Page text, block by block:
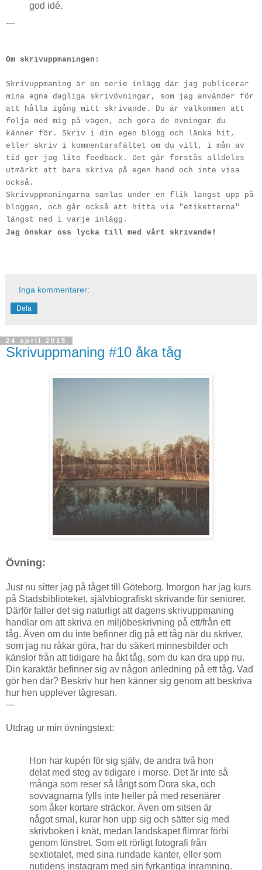
god idé.
---
Om skrivuppmaningen:
Skrivuppmaning är en serie inlägg där jag publicerar
mina egna dagliga skrivövningar, som jag använder för
att hålla igång mitt skrivande. Du är välkommen att
följa med mig på vägen, och göra de övningar du
känner för. Skriv i din egen blogg och länka hit,
eller skriv i kommentarsfältet om du vill, i mån av
tid ger jag lite feedback. Det går förstås alldeles
utmärkt att bara skriva på egen hand och inte visa
också.
Skrivuppmaningarna samlas under en flik längst upp på
bloggen, och går också att hitta via "etiketterna"
längst ned i varje inlägg.
Jag önskar oss lycka till med vårt skrivande!
Inga kommentarer:
Dela
24 april 2015
Skrivuppmaning #10 åka tåg
Övning:
Just nu sitter jag på tåget till Göteborg. Imorgon har jag kurs
på Stadsbiblioteket, självbiografiskt skrivande för seniorer.
Därför faller det sig naturligt att dagens skrivuppmaning
handlar om att skriva en miljöbeskrivning på ett/från ett
tåg. Även om du inte befinner dig på ett tåg när du skriver,
som jag nu råkar göra, har du säkert minnesbilder och
känslor från att tidigare ha åkt tåg, som du kan dra upp nu.
Din karaktär befinner sig av någon anledning på ett tåg. Vad
gör hen där? Beskriv hur hen känner sig genom att beskriva
hur hen upplever tågresan.
---
Utdrag ur min övningstext:
Hon har kupén för sig själv, de andra två hon
delat med steg av tidigare i morse. Det är inte så
många som reser så långt som Dora ska, och
sovvagnarna fylls inte heller på med resenärer
som åker kortare sträckor. Även om sitsen är
något smal, kurar hon upp sig och sätter sig med
skrivboken i knät, medan landskapet flimrar förbi
genom fönstret. Som ett rörligt fotografi från
sextiotalet, med sina rundade kanter, eller som
nutidens instagram med sin fyrkantiga inramning.